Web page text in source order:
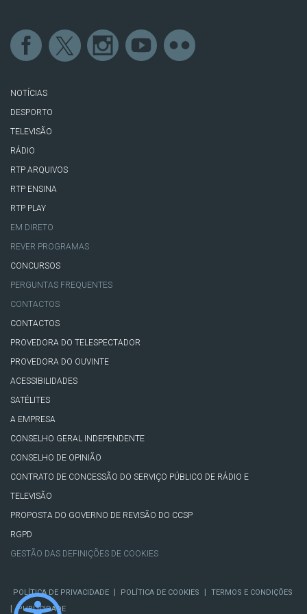
NOTÍCIAS
DESPORTO
TELEVISÃO
RÁDIO
RTP ARQUIVOS
RTP ENSINA
RTP PLAY
EM DIRETO
REVER PROGRAMAS
CONCURSOS
PERGUNTAS FREQUENTES
CONTACTOS
CONTACTOS
PROVEDORA DO TELESPECTADOR
PROVEDORA DO OUVINTE
ACESSIBILIDADES
SATÉLITES
A EMPRESA
CONSELHO GERAL INDEPENDENTE
CONSELHO DE OPINIÃO
CONTRATO DE CONCESSÃO DO SERVIÇO PÚBLICO DE RÁDIO E
TELEVISÃO
PROPOSTA DO GOVERNO DE REVISÃO DO CCSP
RGPD
GESTÃO DAS DEFINIÇÕES DE COOKIES
POLÍTICA DE PRIVACIDADE POLÍTICA DE COOKIES TERMOS E CONDIÇÕES
PUBLICIDADE